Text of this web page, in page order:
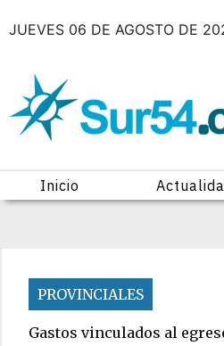
JUEVES 06 DE AGOSTO DE
Inicio
PROVINCIALES
Gastos vinculados al